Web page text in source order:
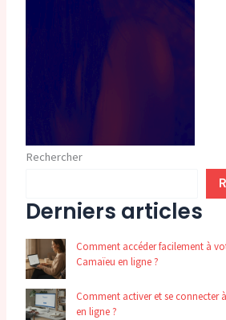
Rechercher
Derniers articles
Comment accéder facilement à
Camaïeu en ligne ?
Comment activer et se connecter
en ligne ?